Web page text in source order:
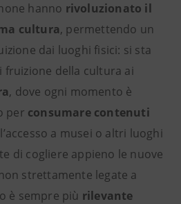
hanno rivoluzionato il
cultura, permettendo un
dai luoghi fisici: si sta
fruizione della cultura ai
, dove ogni momento è
per consumare contenuti
a musei o altri luoghi
di cogliere appieno le nuove
strettamente legate a
è sempre più rilevante